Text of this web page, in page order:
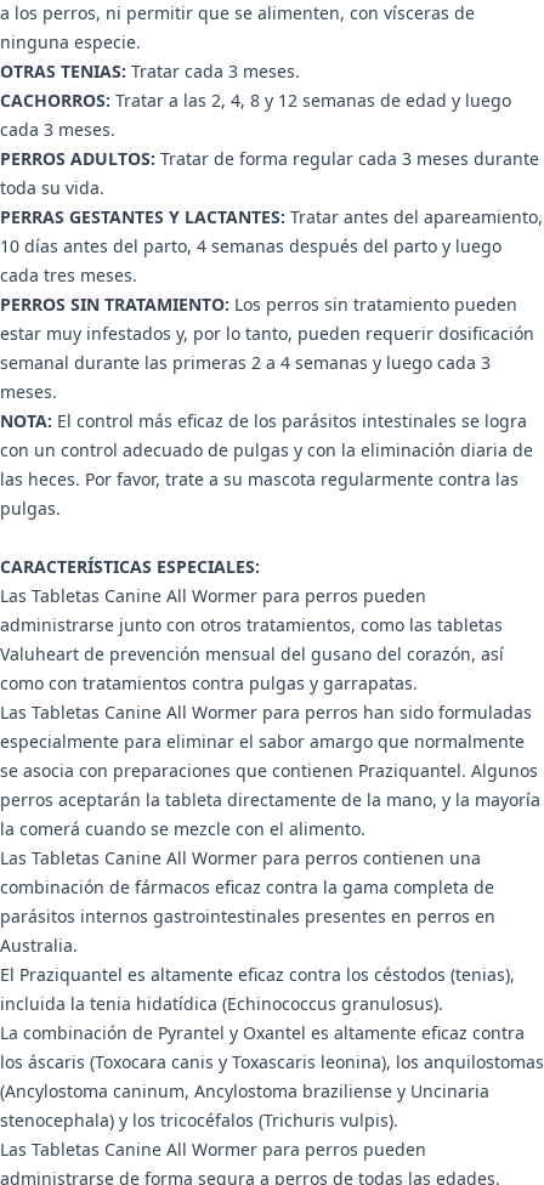
a los perros, ni permitir que se alimenten, con vísceras de
ninguna especie.
OTRAS TENIAS: Tratar cada 3 meses.
CACHORROS: Tratar a las 2, 4, 8 y 12 semanas de edad y luego
cada 3 meses.
PERROS ADULTOS: Tratar de forma regular cada 3 meses durante
toda su vida.
PERRAS GESTANTES Y LACTANTES: Tratar antes del apareamiento,
10 días antes del parto, 4 semanas después del parto y luego
cada tres meses.
PERROS SIN TRATAMIENTO: Los perros sin tratamiento pueden
estar muy infestados y, por lo tanto, pueden requerir dosificación
semanal durante las primeras 2 a 4 semanas y luego cada 3
meses.
NOTA: El control más eficaz de los parásitos intestinales se logra
con un control adecuado de pulgas y con la eliminación diaria de
las heces. Por favor, trate a su mascota regularmente contra las
pulgas.
CARACTERÍSTICAS ESPECIALES:
Las Tabletas Canine All Wormer para perros pueden
administrarse junto con otros tratamientos, como las tabletas
Valuheart de prevención mensual del gusano del corazón, así
como con tratamientos contra pulgas y garrapatas.
Las Tabletas Canine All Wormer para perros han sido formuladas
especialmente para eliminar el sabor amargo que normalmente
se asocia con preparaciones que contienen Praziquantel. Algunos
perros aceptarán la tableta directamente de la mano, y la mayoría
la comerá cuando se mezcle con el alimento.
Las Tabletas Canine All Wormer para perros contienen una
combinación de fármacos eficaz contra la gama completa de
parásitos internos gastrointestinales presentes en perros en
Australia.
El Praziquantel es altamente eficaz contra los céstodos (tenias),
incluida la tenia hidatídica (Echinococcus granulosus).
La combinación de Pyrantel y Oxantel es altamente eficaz contra
los áscaris (Toxocara canis y Toxascaris leonina), los anquilostomas
(Ancylostoma caninum, Ancylostoma braziliense y Uncinaria
stenocephala) y los tricocéfalos (Trichuris vulpis).
Las Tabletas Canine All Wormer para perros pueden
administrarse de forma segura a perros de todas las edades,